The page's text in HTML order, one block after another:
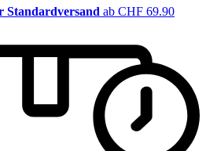
Standardversand ab CHF 69.90